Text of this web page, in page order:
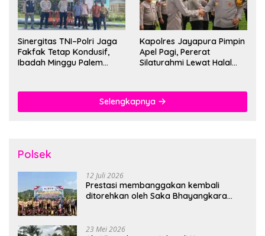
Sinergitas TNI–Polri Jaga
Fakfak Tetap Kondusif,
Ibadah Minggu Palem
Kapolres Jayapura Pimpin
Apel Pagi, Pererat
Silaturahmi Lewat Halal
Selengkapnya
Polsek
12 Juli 2026
Prestasi membanggakan kembali
ditorehkan oleh Saka Bhayangkara
23 Mei 2026